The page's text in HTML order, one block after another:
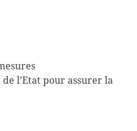
de l’Etat pour assurer la